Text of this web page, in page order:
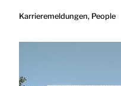
Karrieremeldungen, People